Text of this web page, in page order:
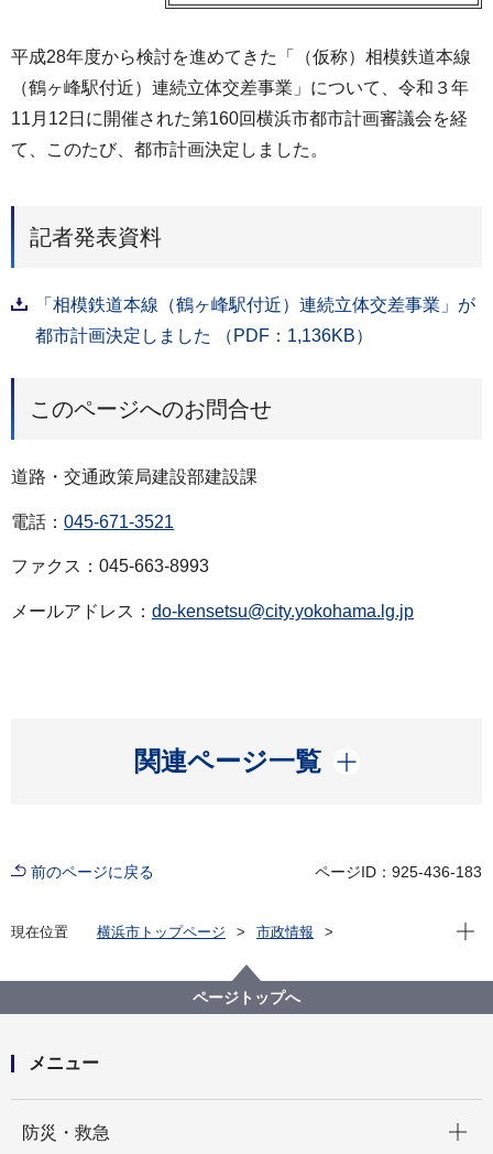
平成28年度から検討を進めてきた「（仮称）相模鉄道本線
（鶴ヶ峰駅付近）連続立体交差事業」について、令和３年
11月12日に開催された第160回横浜市都市計画審議会を経
て、このたび、都市計画決定しました。
記者発表資料
「相模鉄道本線（鶴ヶ峰駅付近）連続立体交差事業」が
都市計画決定しました （PDF：1,136KB）
このページへのお問合せ
道路・交通政策局建設部建設課
電話： 045-671-3521
ファクス：045-663-8993
メールアドレス： do-kensetsu@city.yokohama.lg.jp
関連ページ一覧
開く
前のページに戻る ページID：925-436-183
現在位置 横浜市トップページ
市政情報
記者発表 2021年度
相模鉄道本線（鶴ヶ峰駅付近）連続立体交差事業の都
市計画決定を行いました
現在
ページトップへ
メニュー
防災・救急